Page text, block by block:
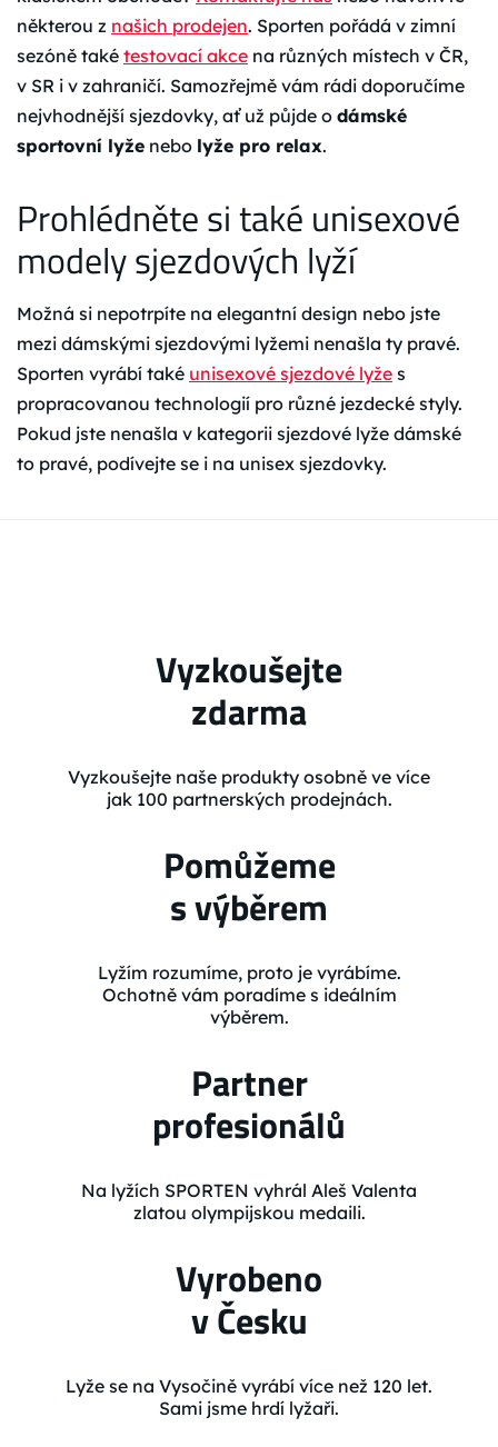
některou z našich prodejen. Sporten pořádá v zimní
sezóně také testovací akce na různých místech v ČR,
v SR i v zahraničí. Samozřejmě vám rádi doporučíme
nejvhodnější sjezdovky, ať už půjde o dámské
sportovní lyže nebo lyže pro relax.
Prohlédněte si také unisexové
modely sjezdových lyží
Možná si nepotrpíte na elegantní design nebo jste
mezi dámskými sjezdovými lyžemi nenašla ty pravé.
Sporten vyrábí také unisexové sjezdové lyže s
propracovanou technologií pro různé jezdecké styly.
Pokud jste nenašla v kategorii sjezdové lyže dámské
to pravé, podívejte se i na unisex sjezdovky.
Vyzkoušejte
zdarma
Vyzkoušejte naše produkty osobně ve více
jak 100 partnerských prodejnách.
Pomůžeme
s výběrem
Lyžím rozumíme, proto je vyrábíme.
Ochotně vám poradíme s ideálním
výběrem.
Partner
profesionálů
Na lyžích SPORTEN vyhrál Aleš Valenta
zlatou olympijskou medaili.
Vyrobeno
v Česku
Lyže se na Vysočině vyrábí více než 120 let.
Sami jsme hrdí lyžaři.